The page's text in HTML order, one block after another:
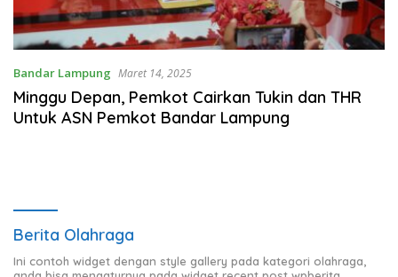
Bandar Lampung Maret 14, 2025
Minggu Depan, Pemkot Cairkan Tukin dan THR
Untuk ASN Pemkot Bandar Lampung
Berita Olahraga
Ini contoh widget dengan style gallery pada kategori olahraga,